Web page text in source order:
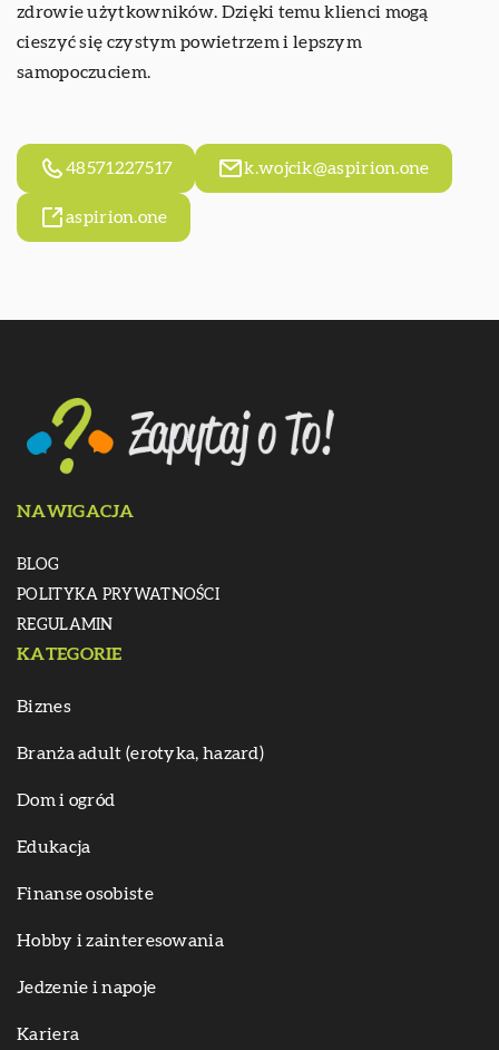
zdrowie użytkowników. Dzięki temu klienci mogą
cieszyć się czystym powietrzem i lepszym
samopoczuciem.
48571227517 k.wojcik@aspirion.one
aspirion.one
NAWIGACJA
BLOG
POLITYKA PRYWATNOŚCI
REGULAMIN
KATEGORIE
Biznes
Branża adult (erotyka, hazard)
Dom i ogród
Edukacja
Finanse osobiste
Hobby i zainteresowania
Jedzenie i napoje
Kariera